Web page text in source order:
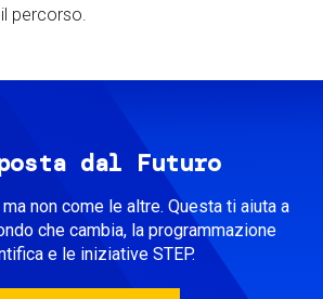
percorso.
dal Futuro
non come le altre. Questa ti aiuta a
che cambia, la programmazione
e le iniziative STEP.